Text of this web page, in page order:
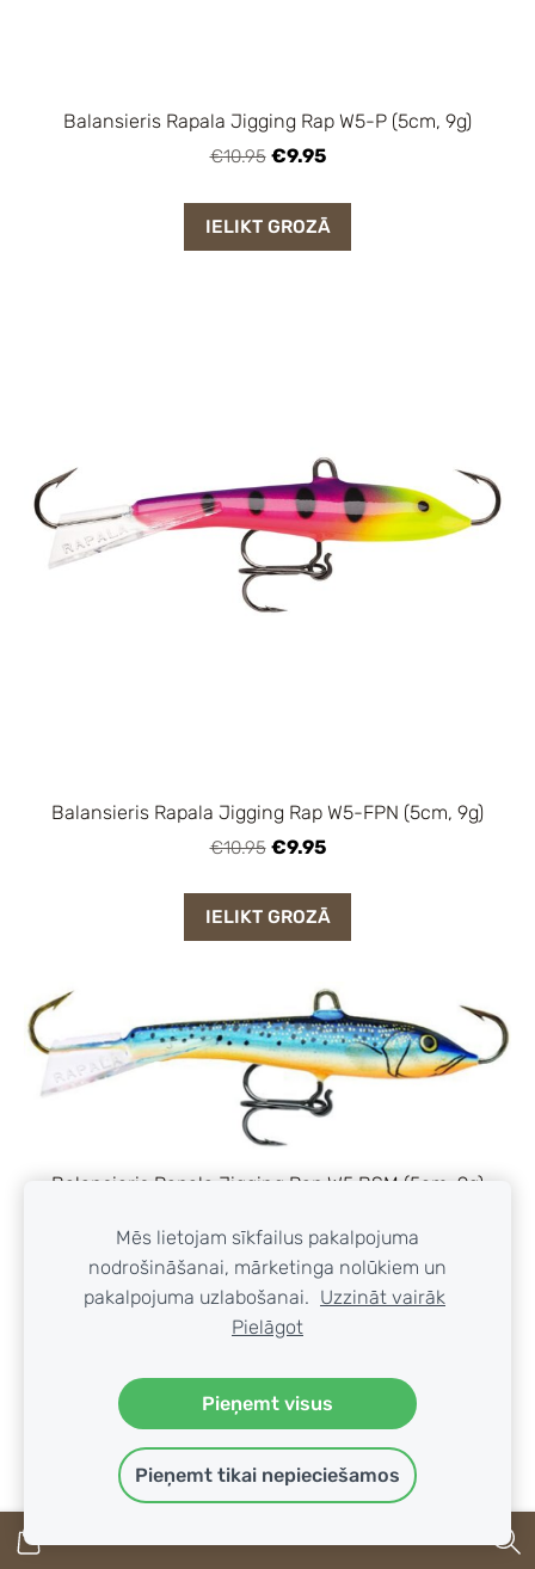
Balansieris Rapala Jigging Rap W5-P (5cm, 9g)
€10.95 €9.95
IELIKT GROZĀ
Balansieris Rapala Jigging Rap W5-FPN (5cm, 9g)
€10.95 €9.95
IELIKT GROZĀ
Balansieris Rapala Jigging Rap W5 BSM (5cm, 9g)
SKATĪT
Mēs lietojam sīkfailus pakalpojuma
nodrošināšanai, mārketinga nolūkiem un
pakalpojuma uzlabošanai. Uzzināt vairāk
Pielāgot
Pieņemt visus
Pieņemt tikai nepieciešamos